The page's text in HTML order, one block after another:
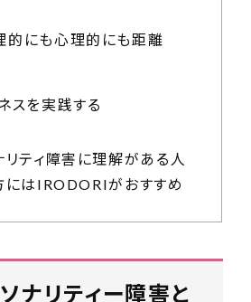
的にも心理的にも距離
スを実践する
ティ障害に理解がある人
にはIRODORIがおすすめ
ナリティー障害と